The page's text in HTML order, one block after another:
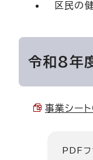
区民の
令和8年
事業シー
PDFフ